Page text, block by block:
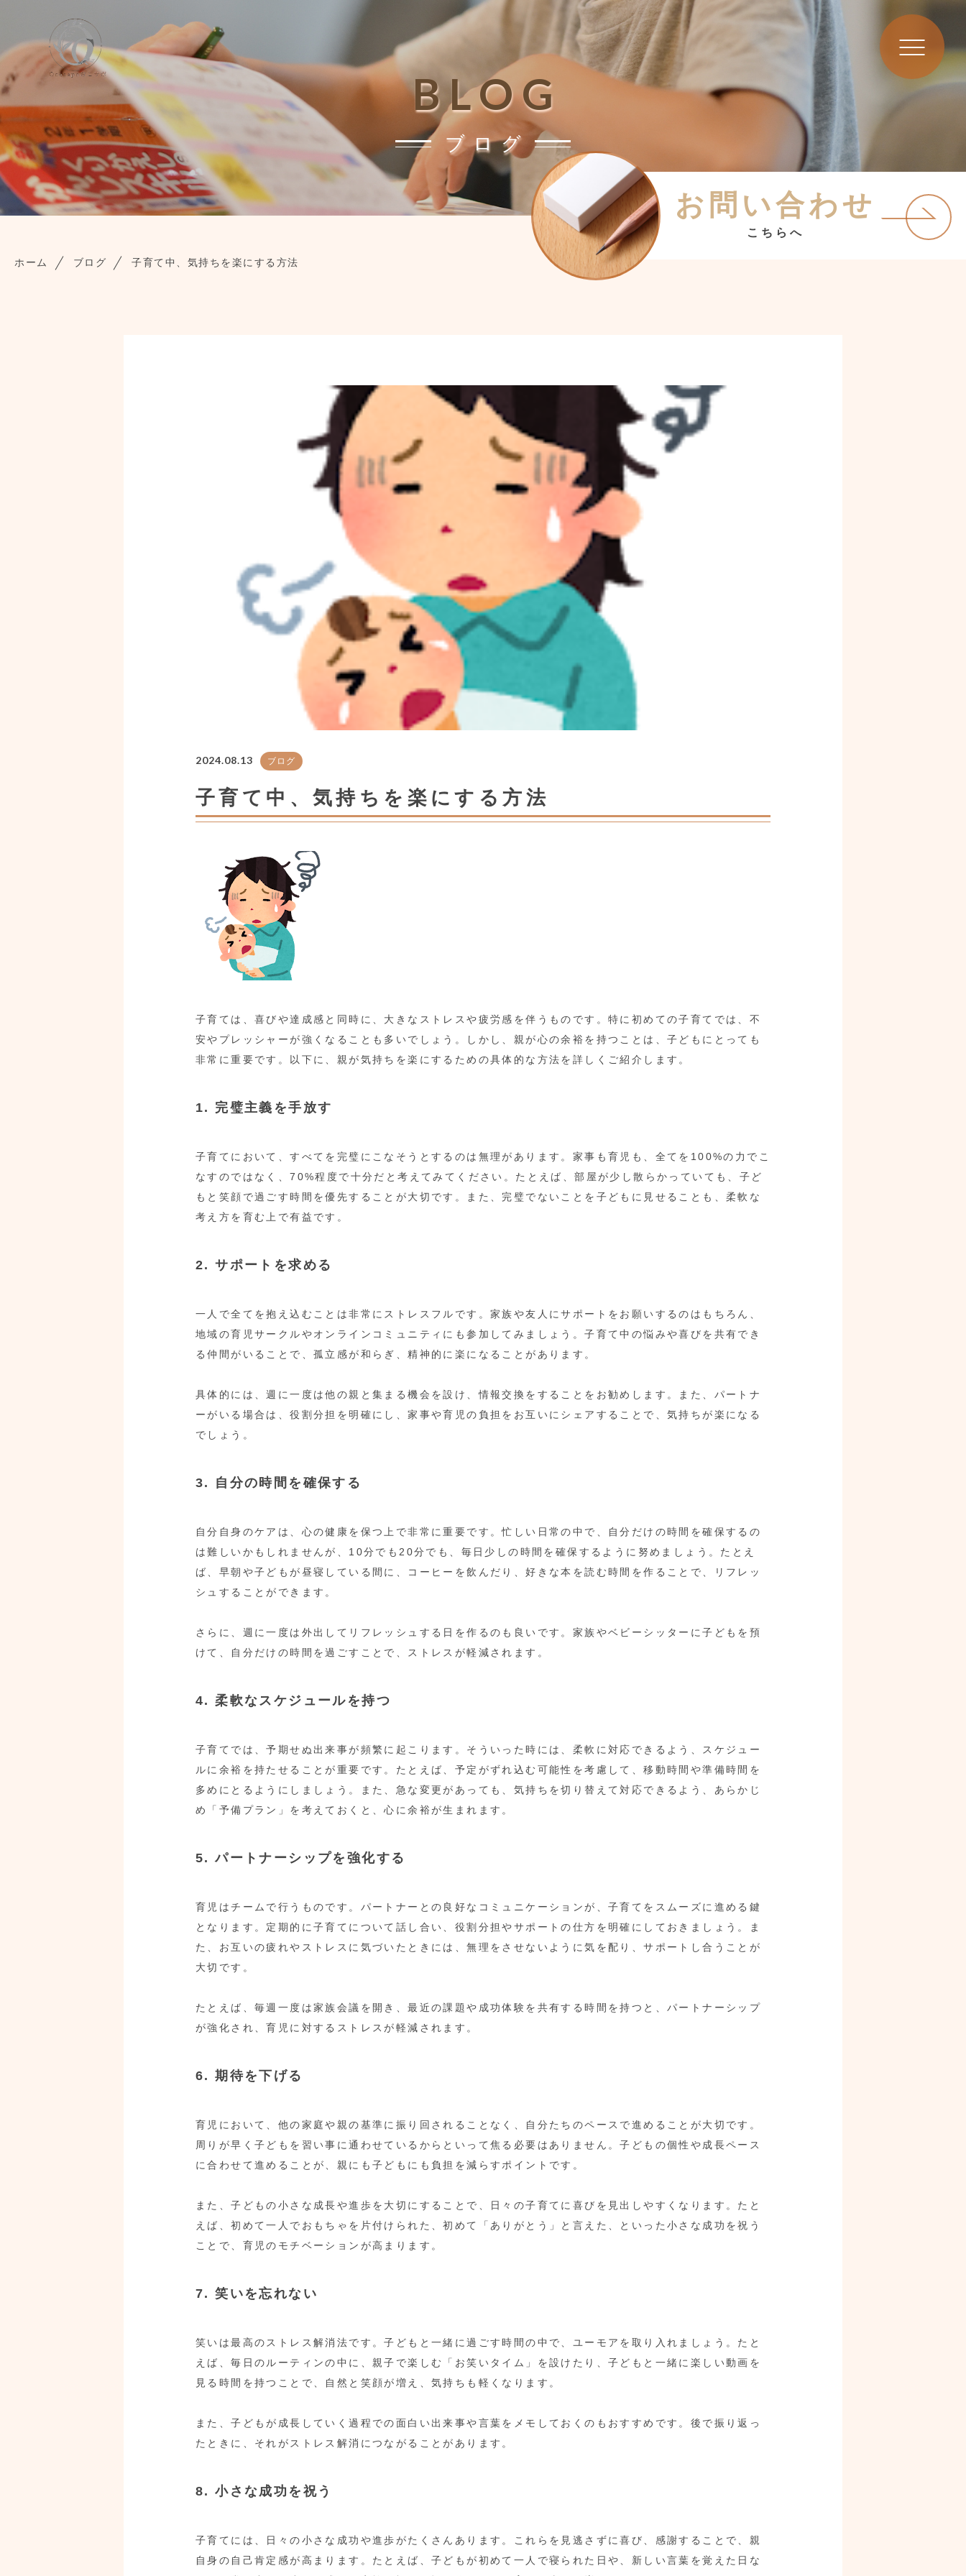
BLOG
ブログ
お問い合わせ
こちらへ
ホーム ブログ 子育て中、気持ちを楽にする方法
2024.08.13 ブログ
子育て中、気持ちを楽にする方法
子育ては、喜びや達成感と同時に、大きなストレスや疲労感を伴うものです。特に初めての子育てでは、不
安やプレッシャーが強くなることも多いでしょう。しかし、親が心の余裕を持つことは、子どもにとっても
非常に重要です。以下に、親が気持ちを楽にするための具体的な方法を詳しくご紹介します。
1. 完璧主義を手放す
子育てにおいて、すべてを完璧にこなそうとするのは無理があります。家事も育児も、全てを100%の力でこ
なすのではなく、70%程度で十分だと考えてみてください。たとえば、部屋が少し散らかっていても、子ど
もと笑顔で過ごす時間を優先することが大切です。また、完璧でないことを子どもに見せることも、柔軟な
考え方を育む上で有益です。
2. サポートを求める
一人で全てを抱え込むことは非常にストレスフルです。家族や友人にサポートをお願いするのはもちろん、
地域の育児サークルやオンラインコミュニティにも参加してみましょう。子育て中の悩みや喜びを共有でき
る仲間がいることで、孤立感が和らぎ、精神的に楽になることがあります。
具体的には、週に一度は他の親と集まる機会を設け、情報交換をすることをお勧めします。また、パートナ
ーがいる場合は、役割分担を明確にし、家事や育児の負担をお互いにシェアすることで、気持ちが楽になる
でしょう。
3. 自分の時間を確保する
自分自身のケアは、心の健康を保つ上で非常に重要です。忙しい日常の中で、自分だけの時間を確保するの
は難しいかもしれませんが、10分でも20分でも、毎日少しの時間を確保するように努めましょう。たとえ
ば、早朝や子どもが昼寝している間に、コーヒーを飲んだり、好きな本を読む時間を作ることで、リフレッ
シュすることができます。
さらに、週に一度は外出してリフレッシュする日を作るのも良いです。家族やベビーシッターに子どもを預
けて、自分だけの時間を過ごすことで、ストレスが軽減されます。
4. 柔軟なスケジュールを持つ
子育てでは、予期せぬ出来事が頻繁に起こります。そういった時には、柔軟に対応できるよう、スケジュー
ルに余裕を持たせることが重要です。たとえば、予定がずれ込む可能性を考慮して、移動時間や準備時間を
多めにとるようにしましょう。また、急な変更があっても、気持ちを切り替えて対応できるよう、あらかじ
め「予備プラン」を考えておくと、心に余裕が生まれます。
5. パートナーシップを強化する
育児はチームで行うものです。パートナーとの良好なコミュニケーションが、子育てをスムーズに進める鍵
となります。定期的に子育てについて話し合い、役割分担やサポートの仕方を明確にしておきましょう。ま
た、お互いの疲れやストレスに気づいたときには、無理をさせないように気を配り、サポートし合うことが
大切です。
たとえば、毎週一度は家族会議を開き、最近の課題や成功体験を共有する時間を持つと、パートナーシップ
が強化され、育児に対するストレスが軽減されます。
6. 期待を下げる
育児において、他の家庭や親の基準に振り回されることなく、自分たちのペースで進めることが大切です。
周りが早く子どもを習い事に通わせているからといって焦る必要はありません。子どもの個性や成長ペース
に合わせて進めることが、親にも子どもにも負担を減らすポイントです。
また、子どもの小さな成長や進歩を大切にすることで、日々の子育てに喜びを見出しやすくなります。たと
えば、初めて一人でおもちゃを片付けられた、初めて「ありがとう」と言えた、といった小さな成功を祝う
ことで、育児のモチベーションが高まります。
7. 笑いを忘れない
笑いは最高のストレス解消法です。子どもと一緒に過ごす時間の中で、ユーモアを取り入れましょう。たと
えば、毎日のルーティンの中に、親子で楽しむ「お笑いタイム」を設けたり、子どもと一緒に楽しい動画を
見る時間を持つことで、自然と笑顔が増え、気持ちも軽くなります。
また、子どもが成長していく過程での面白い出来事や言葉をメモしておくのもおすすめです。後で振り返っ
たときに、それがストレス解消につながることがあります。
8. 小さな成功を祝う
子育てには、日々の小さな成功や進歩がたくさんあります。これらを見逃さずに喜び、感謝することで、親
自身の自己肯定感が高まります。たとえば、子どもが初めて一人で寝られた日や、新しい言葉を覚えた日な